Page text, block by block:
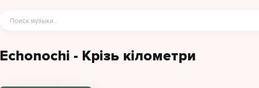
Echonochi - Крізь кілометри